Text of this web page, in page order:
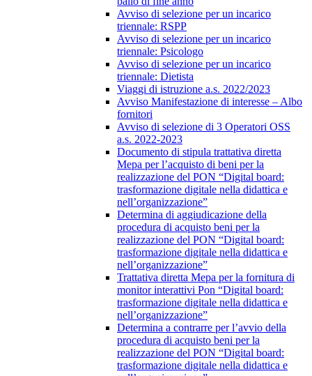
Avviso di selezione per un incarico
triennale: RSPP
Avviso di selezione per un incarico
triennale: Psicologo
Avviso di selezione per un incarico
triennale: Dietista
Viaggi di istruzione a.s. 2022/2023
Avviso Manifestazione di interesse – Albo
fornitori
Avviso di selezione di 3 Operatori OSS
a.s. 2022-2023
Documento di stipula trattativa diretta
Mepa per l’acquisto di beni per la
realizzazione del PON “Digital board:
trasformazione digitale nella didattica e
nell’organizzazione”
Determina di aggiudicazione della
procedura di acquisto beni per la
realizzazione del PON “Digital board:
trasformazione digitale nella didattica e
nell’organizzazione”
Trattativa diretta Mepa per la fornitura di
monitor interattivi Pon “Digital board:
trasformazione digitale nella didattica e
nell’organizzazione”
Determina a contrarre per l’avvio della
procedura di acquisto beni per la
realizzazione del PON “Digital board:
trasformazione digitale nella didattica e